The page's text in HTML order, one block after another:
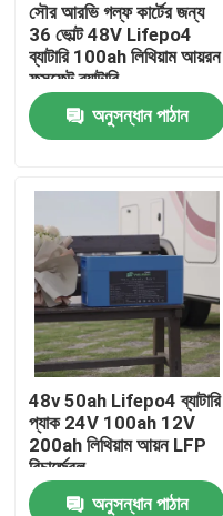
পণ্য
আমাদের সম্পর্কে
কারখানা ভ্রমণ
মান নিয়ন্ত্রণ
সৌর আরভি গল্ফ কার্টের জন্য
36 ভোল্ট 48V Lifepo4
ব্যাটারি 100ah লিথিয়াম আয়রন
ফসফেট ব্যাটারি
অনুসন্ধান পাঠান
48v 50ah Lifepo4 ব্যাটারি
প্যাক 24V 100ah 12V
200ah লিথিয়াম আয়ন LFP
রিচার্জেবল
অনুসন্ধান পাঠান